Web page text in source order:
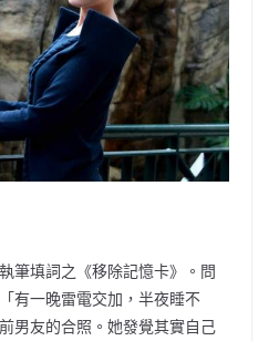
筆填詞之《移除記憶卡》。問
有一晚雷電交加，半夜睡不
男友的合照。她發覺其實自己